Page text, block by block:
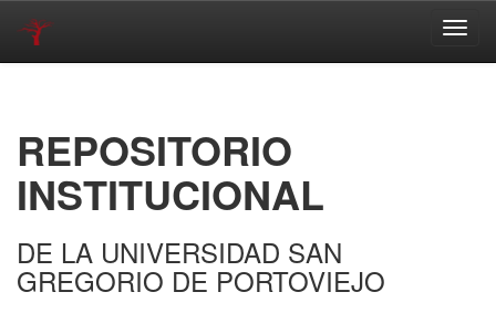
REPOSITORIO
INSTITUCIONAL
DE LA UNIVERSIDAD SAN
GREGORIO DE PORTOVIEJO